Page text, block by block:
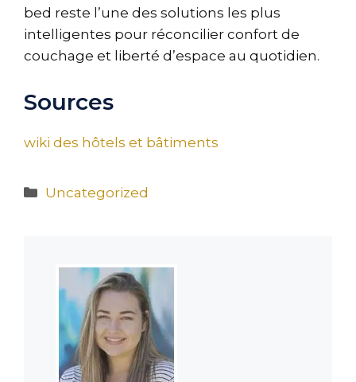
bed reste l’une des solutions les plus
intelligentes pour réconcilier confort de
couchage et liberté d’espace au quotidien.
Sources
wiki des hôtels et bâtiments
Catégories
Uncategorized